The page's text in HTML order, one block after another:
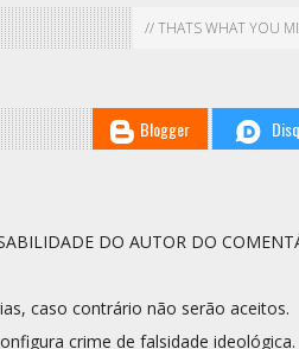
// THATS WHAT YOU
Blogger
DO AUTOR DO
caso contrário não serão aceitos.
crime de falsidade ideológica.